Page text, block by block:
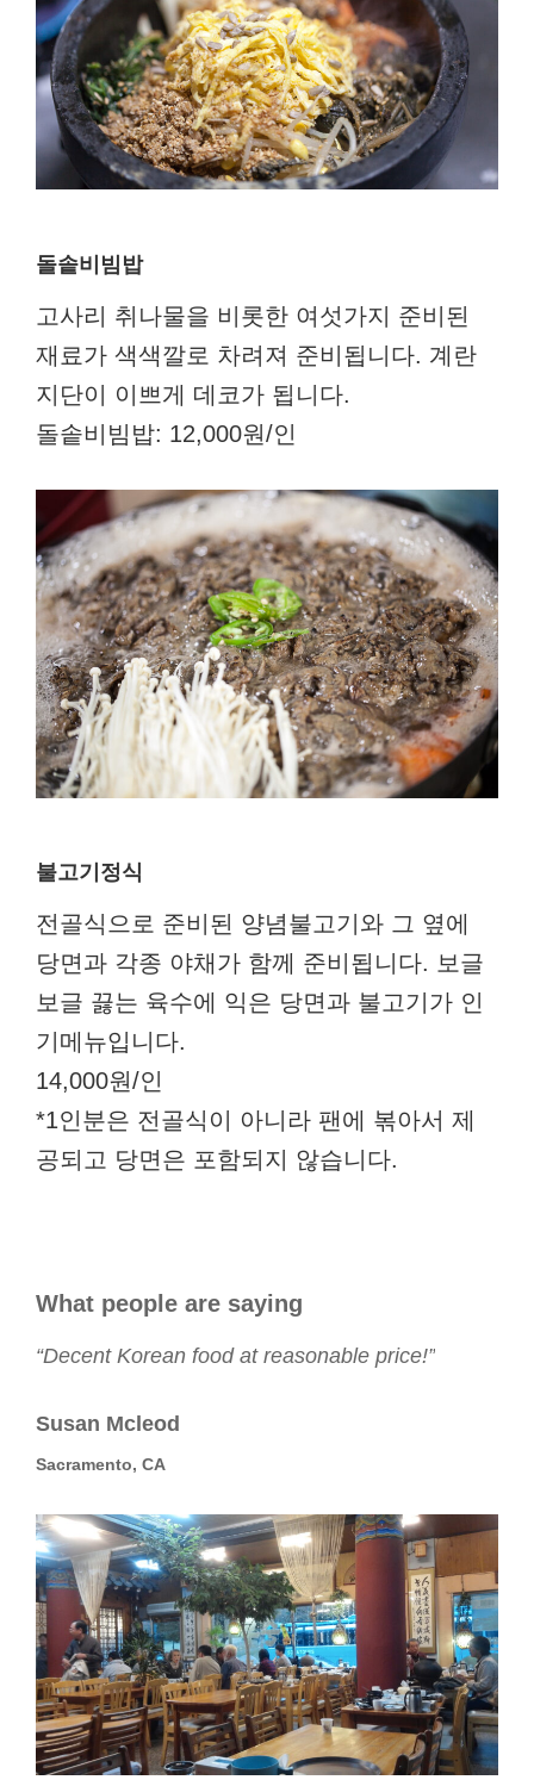
돌솥비빔밥
고사리 취나물을 비롯한 여섯가지 준비된
재료가 색색깔로 차려져 준비됩니다. 계란
지단이 이쁘게 데코가 됩니다.
돌솥비빔밥: 12,000원/인
불고기정식
전골식으로 준비된 양념불고기와 그 옆에
당면과 각종 야채가 함께 준비됩니다. 보글
보글 끓는 육수에 익은 당면과 불고기가 인
기메뉴입니다.
14,000원/인
*1인분은 전골식이 아니라 팬에 볶아서 제
공되고 당면은 포함되지 않습니다.
What people are saying
“Decent Korean food at reasonable price!”
Susan Mcleod
Sacramento, CA